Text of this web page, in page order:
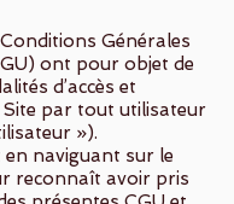
Générales
ont pour objet de
d’accès et
Site par tout utilisateur
»).
en naviguant sur le
reconnaît avoir pris